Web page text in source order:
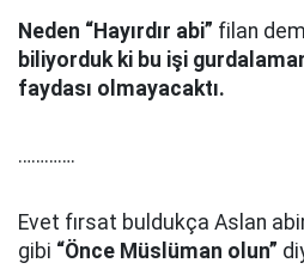
Neden “Hayırdır abi” filan
biliyorduk ki bu işi
faydası olmayacaktı.
………….
Evet fırsat buldukça Aslan
gibi “Önce Müslüman olun”